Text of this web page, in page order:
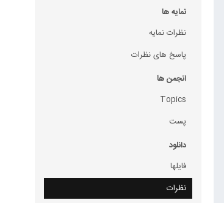
نمایه ها
نظرات نمایه
پاسخ های نظرات
انجمن ها
Topics
پست
دانلود
فایلها
نظرات